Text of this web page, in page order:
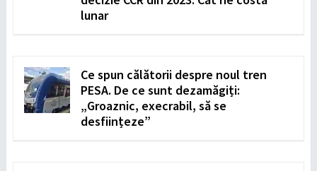
lunar
Ce spun călătorii despre noul tren
PESA. De ce sunt dezamăgiți:
„Groaznic, execrabil, să se
desființeze”